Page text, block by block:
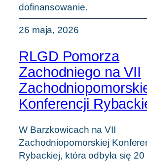
dofinansowanie.
26 maja, 2026
RLGD Pomorza
Zachodniego na VII
Konferencji
W Barzkowicach na VII
Zachodniopomorskiej
Rybackiej, która odbyła się